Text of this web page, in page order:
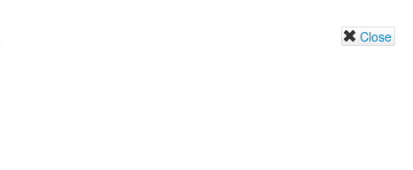
Close